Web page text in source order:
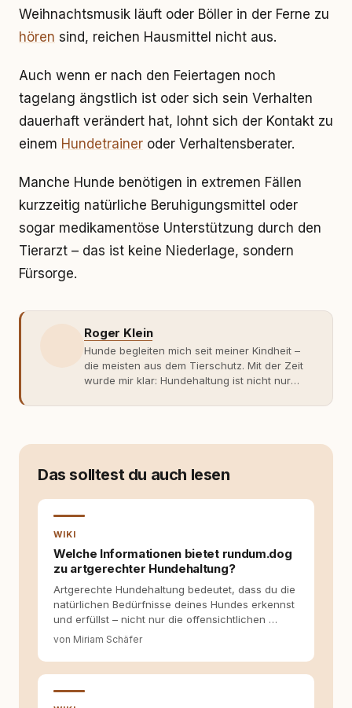
Weihnachtsmusik läuft oder Böller in der Ferne zu
hören sind, reichen Hausmittel nicht aus.
Auch wenn er nach den Feiertagen noch
tagelang ängstlich ist oder sich sein Verhalten
dauerhaft verändert hat, lohnt sich der Kontakt zu
einem Hundetrainer oder Verhaltensberater.
Manche Hunde benötigen in extremen Fällen
kurzzeitig natürliche Beruhigungsmittel oder
sogar medikamentöse Unterstützung durch den
Tierarzt – das ist keine Niederlage, sondern
Fürsorge.
Roger Klein
Hunde begleiten mich seit meiner Kindheit –
die meisten aus dem Tierschutz. Mit der Zeit
wurde mir klar: Hundehaltung ist nicht nur
Fachwissen. Der Wendepunkt kam mit meinem
moderner Hundeerziehung
entsteht echte Bindung dort, wo Verständnis
Wissen ersetzt – nicht umgekehrt. Aus dieser
Hundehalter:innen in Deutschland, Österreich
und der Schweiz. Meine Überzeugung:
Tierschutz beginnt mit Wissen. Wer seinen
Hund versteht, trifft bessere Entscheidungen –
für ein Zusammenleben, das beiden guttut.
Das solltest du auch lesen
WIKI
Welche Informationen bietet rundum.dog
zu artgerechter Hundehaltung?
Artgerechte Hundehaltung bedeutet, dass du die
natürlichen Bedürfnisse deines Hundes erkennst
und erfüllst – nicht nur die offensichtlichen …
von Miriam Schäfer